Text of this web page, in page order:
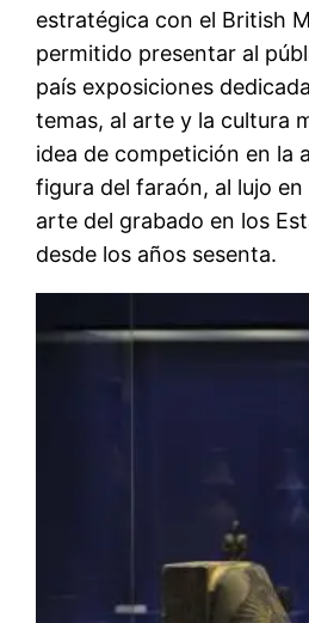
estratégica con el British
permitido presentar al
país exposiciones
temas, al arte y la cultura
idea de competición en la
figura del faraón, al lujo
arte del grabado en los
desde los años sesenta.